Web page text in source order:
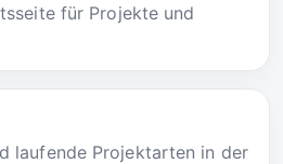
für Projekte und
laufende Projektarten in der